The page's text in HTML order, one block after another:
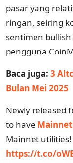
pasar yang
ringan, seiring
sentimen
pengguna
Baca juga: 3
Bulan Mei 2025
Newly released
to have Mainnet
Mainnet
https://t.co/